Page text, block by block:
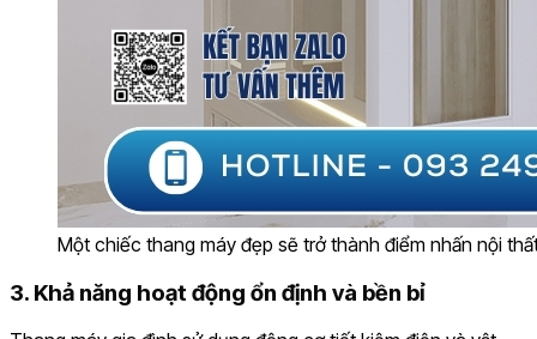
Một chiếc thang máy đẹp sẽ trở thành điểm nhấn nội
3. Khả năng hoạt động ổn định và bền bỉ